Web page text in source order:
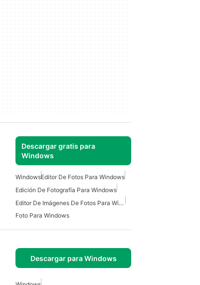
Descargar gratis para
Windows
WindowsEditor De Fotos Para Windows
Edición De Fotografía Para Windows
Editor De Imágenes De Fotos Para Windows
Foto Para Windows
Descargar para Windows